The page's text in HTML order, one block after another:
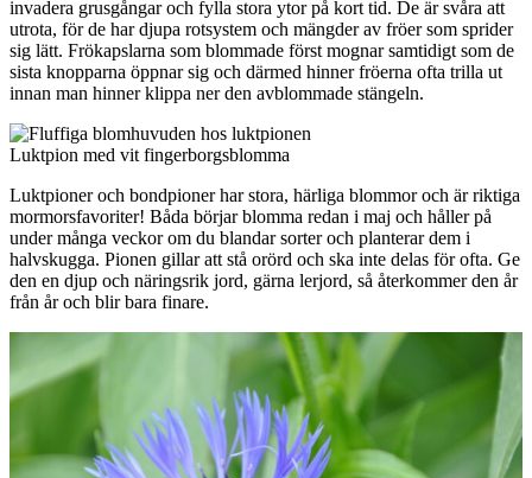
invadera grusgångar och fylla stora ytor på kort tid. De är svåra att
utrota, för de har djupa rotsystem och mängder av fröer som sprider
sig lätt. Frökapslarna som blommade först mognar samtidigt som de
sista knopparna öppnar sig och därmed hinner fröerna ofta trilla ut
innan man hinner klippa ner den avblommade stängeln.
Luktpion med vit fingerborgsblomma
Luktpioner och bondpioner har stora, härliga blommor och är riktiga
mormorsfavoriter! Båda börjar blomma redan i maj och håller på
under många veckor om du blandar sorter och planterar dem i
halvskugga. Pionen gillar att stå orörd och ska inte delas för ofta. Ge
den en djup och näringsrik jord, gärna lerjord, så återkommer den år
från år och blir bara finare.